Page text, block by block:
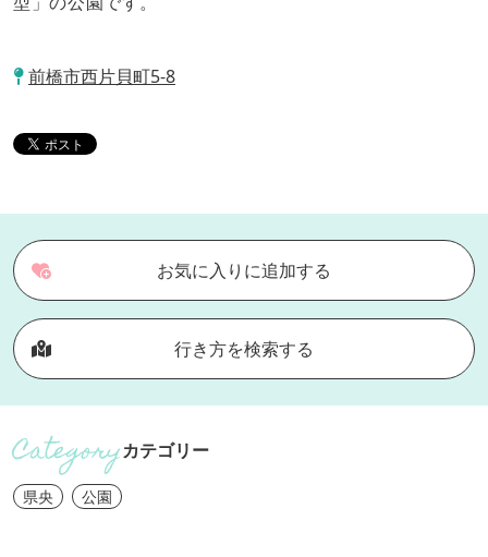
前橋市西片貝町5-8
お気に入りに追加する
行き方を検索する
カテゴリー
県央 公園